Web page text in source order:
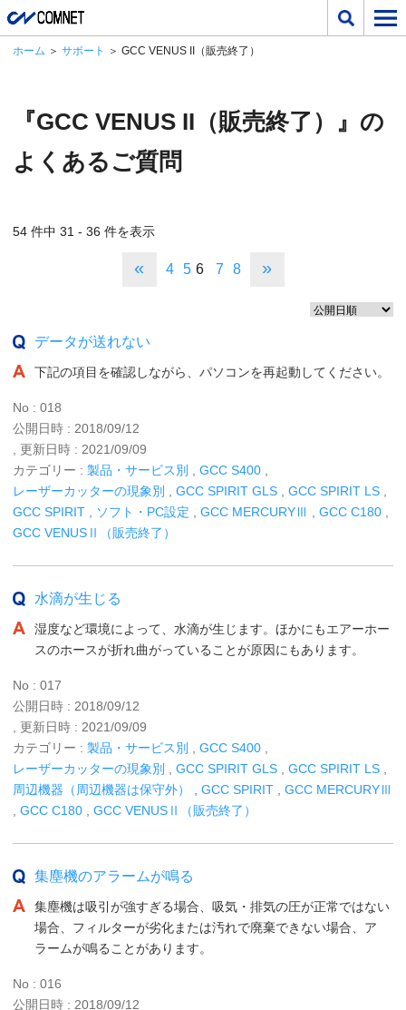
ホーム ＞ サポート ＞ GCC VENUS II（販売終了）
『GCC VENUS II（販売終了）』の
よくあるご質問
54 件中 31 - 36 件を表示
« 4 5 6 7 8 »
データが送れない
下記の項目を確認しながら、パソコンを再起動してください。
No : 018
公開日時 : 2018/09/12
, 更新日時 : 2021/09/09
カテゴリー : 製品・サービス別 GCC S400
レーザーカッターの現象別
GCC SPIRIT GLS GCC SPIRIT LS
GCC SPIRIT
ソフト・PC設定 GCC MERCURYⅢ GCC C180
GCC VENUSⅡ（販売終了）
水滴が生じる
湿度など環境によって、水滴が生じます。ほかにもエアーホー
スのホースが折れ曲がっていることが原因にもあります。
No : 017
公開日時 : 2018/09/12
, 更新日時 : 2021/09/09
カテゴリー : 製品・サービス別 GCC S400
レーザーカッターの現象別
GCC SPIRIT GLS GCC SPIRIT LS
周辺機器（周辺機器は保守外）
GCC SPIRIT
GCC MERCURYⅢ
GCC C180 GCC VENUSⅡ（販売終了）
集塵機のアラームが鳴る
集塵機は吸引が強すぎる場合、吸気・排気の圧が正常ではない
場合、フィルターが劣化または汚れで廃棄できない場合、ア
ラームが鳴ることがあります。
No : 016
公開日時 : 2018/09/12